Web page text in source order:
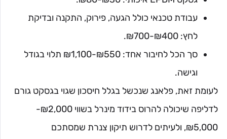
עבודת טכנאי כולל הגעה, פירוק, התקנה ובדיקת
לחץ: ₪400-₪700.
סך הכל לחיבור אחד: ₪550-₪1,100 תלוי בגודל
וגישה.
לעומת זאת, פלאנג שנכשל בגלל חיסכון שגוי בגסקט גורם
לדליפה שיכולה להרוס בידוד מינרל בשווי ₪2,000-
₪5,000, ולעיתים לדרוש תיקון צנרת שמסתכם